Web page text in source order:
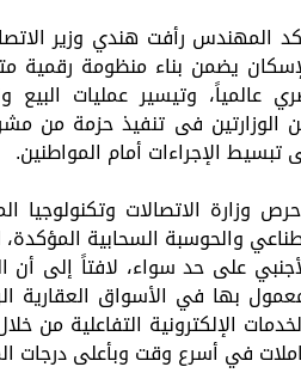
المهندس رأفت هندي وزير
يضمن بناء منظومة رقمية
عالمياً، وتيسير عمليات
الوزارتين فى تنفيذ حزمة من
تبسيط الإجراءات أمام المواطنين.
وزارة الاتصالات وتكنولوجيا
والحوسبة السحابية
على حد سواء، لافتاً إلى أن
بها في الأسواق العقارية
الإلكترونية التفاعلية من
في أسرع وقت وبأعلى درجات